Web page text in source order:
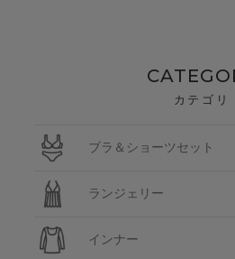
カテゴリ
ブラ＆ショーツセット
ランジェリー
インナー